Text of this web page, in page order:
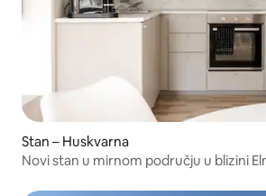
Stan – Huskvarna
Novi stan u mirnom području u blizini